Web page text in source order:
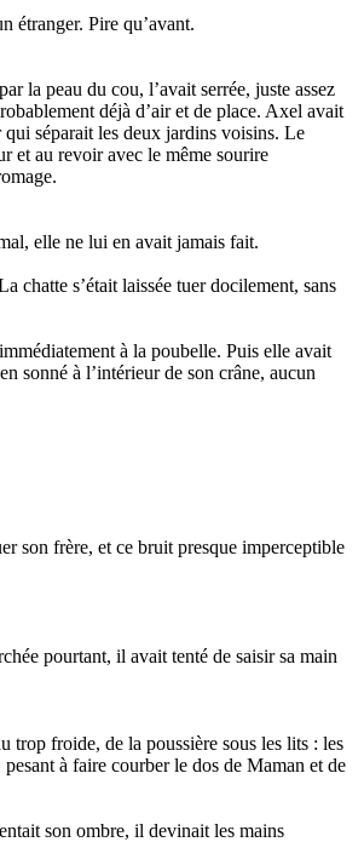
étranger. Pire qu’avant.
la peau du cou, l’avait serrée, juste assez
déjà d’air et de place. Axel avait
qui séparait les deux jardins voisins. Le
et au revoir avec le même sourire
elle ne lui en avait jamais fait.
chatte s’était laissée tuer docilement, sans
à la poubelle. Puis elle avait
sonné à l’intérieur de son crâne, aucun
son frère, et ce bruit presque imperceptible
pourtant, il avait tenté de saisir sa main
trop froide, de la poussière sous les lits : les
à faire courber le dos de Maman et de
son ombre, il devinait les mains